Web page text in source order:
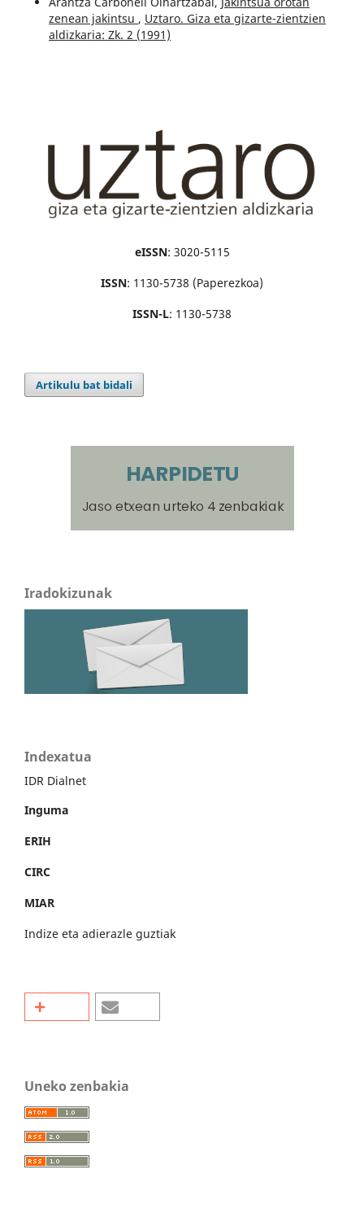
zenean jakintsu , Uztaro. Giza eta gizarte-zientzien
aldizkaria: Zk. 2 (1991)
eISSN: 3020-5115
ISSN: 1130-5738 (Paperezkoa)
ISSN-L: 1130-5738
Artikulu bat bidali
Iradokizunak
Indexatua
IDR Dialnet
Inguma
ERIH
CIRC
MIAR
Indize eta adierazle guztiak
Uneko zenbakia